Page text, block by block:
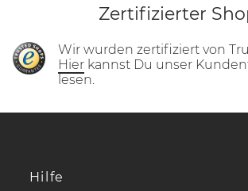
Zertifizierter
Wir wurden zertifiziert von
Hier kannst Du unser
lesen.
Hilfe